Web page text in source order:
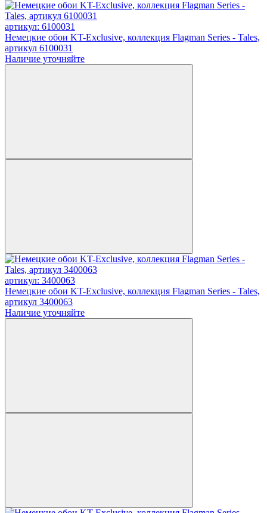
артикул: 6100031
Немецкие обои KT-Exclusive, коллекция Flagman Series - Tales,
артикул 6100031
Наличие уточняйте
артикул: 3400063
Немецкие обои KT-Exclusive, коллекция Flagman Series - Tales,
артикул 3400063
Наличие уточняйте